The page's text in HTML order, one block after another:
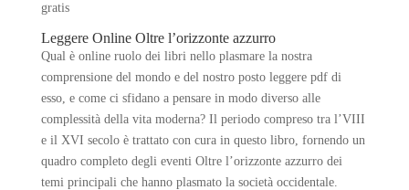
gratis
Leggere Online Oltre l’orizzonte azzurro
Qual è online ruolo dei libri nello plasmare la nostra
comprensione del mondo e del nostro posto leggere pdf di
esso, e come ci sfidano a pensare in modo diverso alle
complessità della vita moderna? Il periodo compreso tra l’VIII
e il XVI secolo è trattato con cura in questo libro, fornendo un
quadro completo degli eventi Oltre l’orizzonte azzurro dei
temi principali che hanno plasmato la società occidentale.